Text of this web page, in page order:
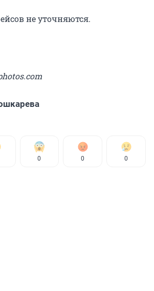
не уточняются.
0 0 0